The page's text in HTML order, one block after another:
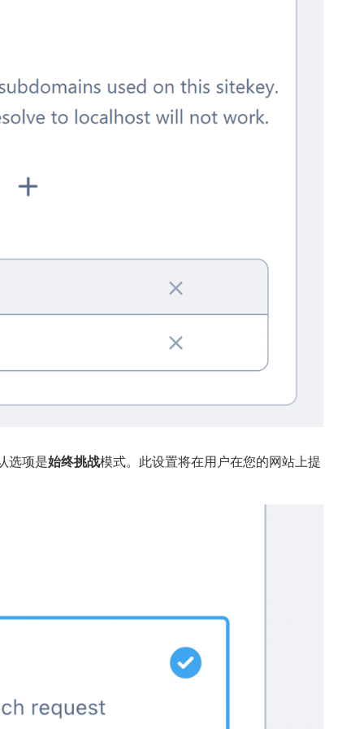
选项是始终挑战模式。此设置将在用户在您的网站上提